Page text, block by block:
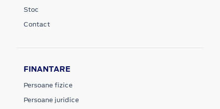
Stoc
Contact
FINANTARE
Persoane fizice
Persoane juridice